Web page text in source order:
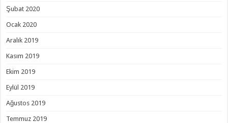
Şubat 2020
Ocak 2020
Aralık 2019
Kasım 2019
Ekim 2019
Eylül 2019
Ağustos 2019
Temmuz 2019